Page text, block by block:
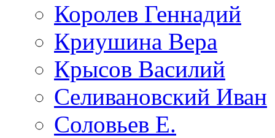
Королев Геннадий
Криушина Вера
Крысов Василий
Селивановский Иван
Соловьев Е.